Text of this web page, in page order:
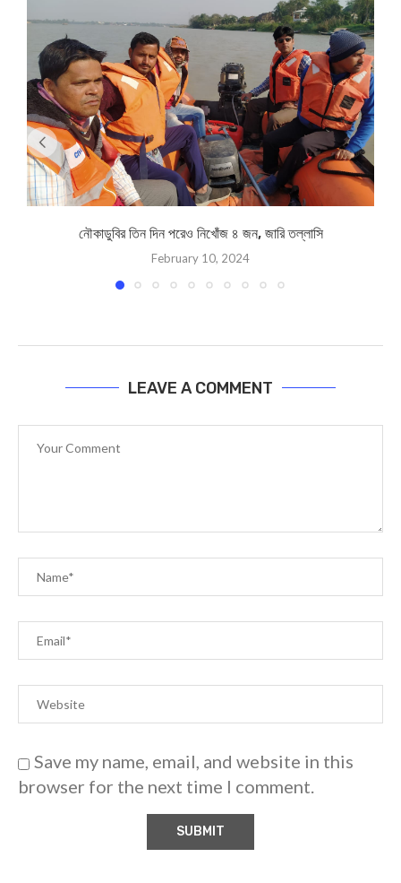
নৌকাডুবির তিন দিন পরেও নিখোঁজ ৪ জন, জারি তল্লাসি
February 10, 2024
LEAVE A COMMENT
Save my name, email, and website in this
browser for the next time I comment.